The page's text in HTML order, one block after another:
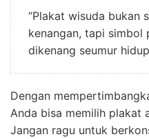
“Plakat wisuda bukan
kenangan, tapi simbol
dikenang seumur
Dengan
Anda bisa memilih plakat
Jangan ragu untuk